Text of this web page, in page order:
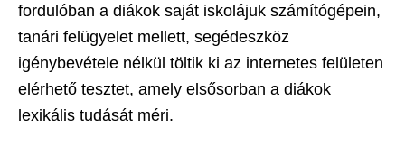
fordulóban a diákok saját iskolájuk számítógépein,
tanári felügyelet mellett, segédeszköz
igénybevétele nélkül töltik ki az internetes felületen
elérhető tesztet, amely elsősorban a diákok
lexikális tudását méri.